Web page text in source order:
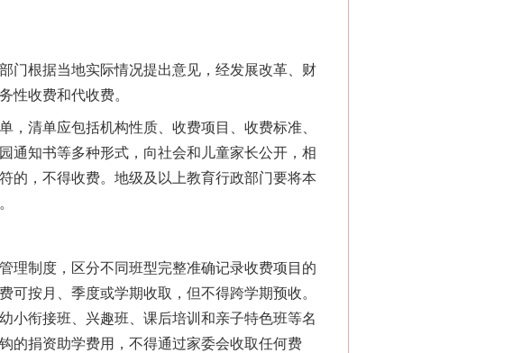
根据当地实际情况提出意见，经发展改革、财
性收费和代收费。
清单应包括机构性质、收费项目、收费标准、
通知书等多种形式，向社会和儿童家长公开，相
的，不得收费。地级及以上教育行政部门要将本
制度，区分不同班型完整准确记录收费项目的
按月、季度或学期收取，但不得跨学期预收。
小衔接班、兴趣班、课后培训和亲子特色班等名
的捐资助学费用，不得通过家委会收取任何费